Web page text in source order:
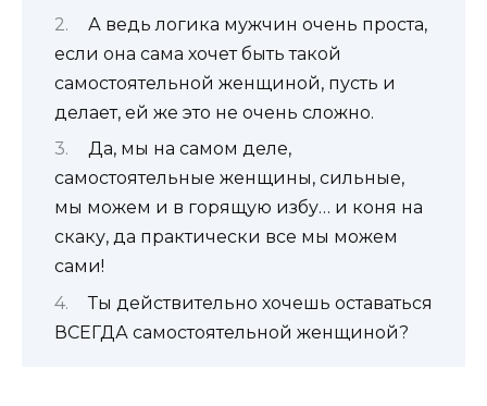
А ведь логика мужчин очень проста,
если она сама хочет быть такой
самостоятельной женщиной, пусть и
делает, ей же это не очень сложно.
Да, мы на самом деле,
самостоятельные женщины, сильные,
мы можем и в горящую избу… и коня на
скаку, да практически все мы можем
сами!
Ты действительно хочешь оставаться
ВСЕГДА самостоятельной женщиной?